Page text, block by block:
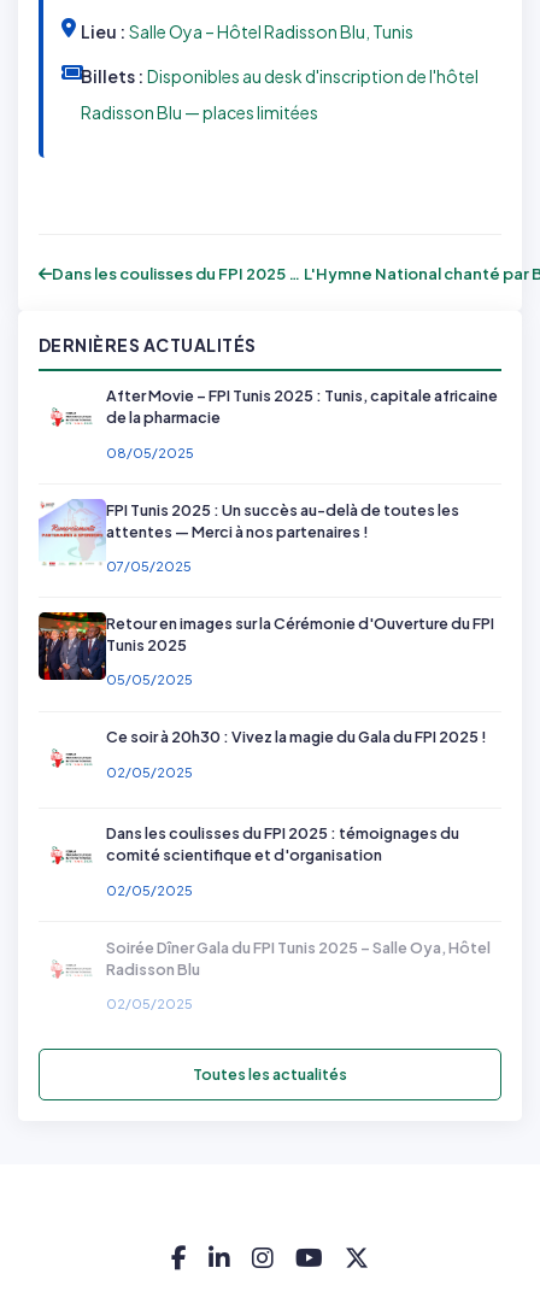
Lieu : Salle Oya – Hôtel Radisson Blu, Tunis
Billets : Disponibles au desk d'inscription de l'hôtel
Radisson Blu — places limitées
Dans les coulisses du FPI 2025 : témoign...
DERNIÈRES ACTUALITÉS
After Movie – FPI Tunis 2025 : Tunis, capitale africaine
de la pharmacie
08/05/2025
FPI Tunis 2025 : Un succès au-delà de toutes les
attentes — Merci à nos partenaires !
07/05/2025
Retour en images sur la Cérémonie d'Ouverture du FPI
Tunis 2025
05/05/2025
Ce soir à 20h30 : Vivez la magie du Gala du FPI 2025 !
02/05/2025
Dans les coulisses du FPI 2025 : témoignages du
comité scientifique et d'organisation
02/05/2025
Soirée Dîner Gala du FPI Tunis 2025 – Salle Oya, Hôtel
Radisson Blu
02/05/2025
Toutes les actualités